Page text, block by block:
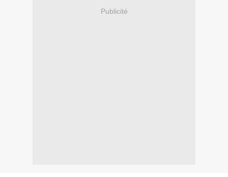
Publicité